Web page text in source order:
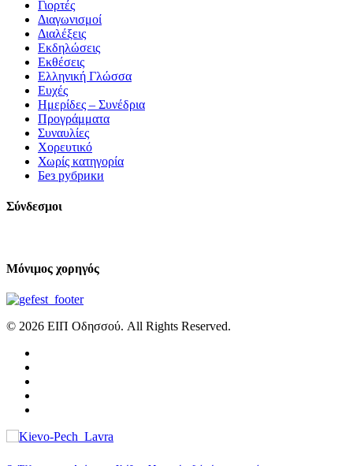
Γιορτές
Διαγωνισμοί
Διαλέξεις
Εκδηλώσεις
Εκθέσεις
Ελληνική Γλώσσα
Ευχές
Ημερίδες – Συνέδρια
Προγράμματα
Συναυλίες
Χορευτικό
Χωρίς κατηγορία
Без рубрики
Σύνδεσμοι
Μόνιμος χορηγός
© 2026 ΕΙΠ Οδησσού. All Rights Reserved.